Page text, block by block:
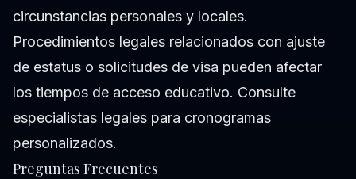
circunstancias personales y locales.
Procedimientos legales relacionados con ajuste
de estatus o solicitudes de visa pueden afectar
los tiempos de acceso educativo. Consulte
especialistas legales para cronogramas
personalizados.
Preguntas Frecuentes